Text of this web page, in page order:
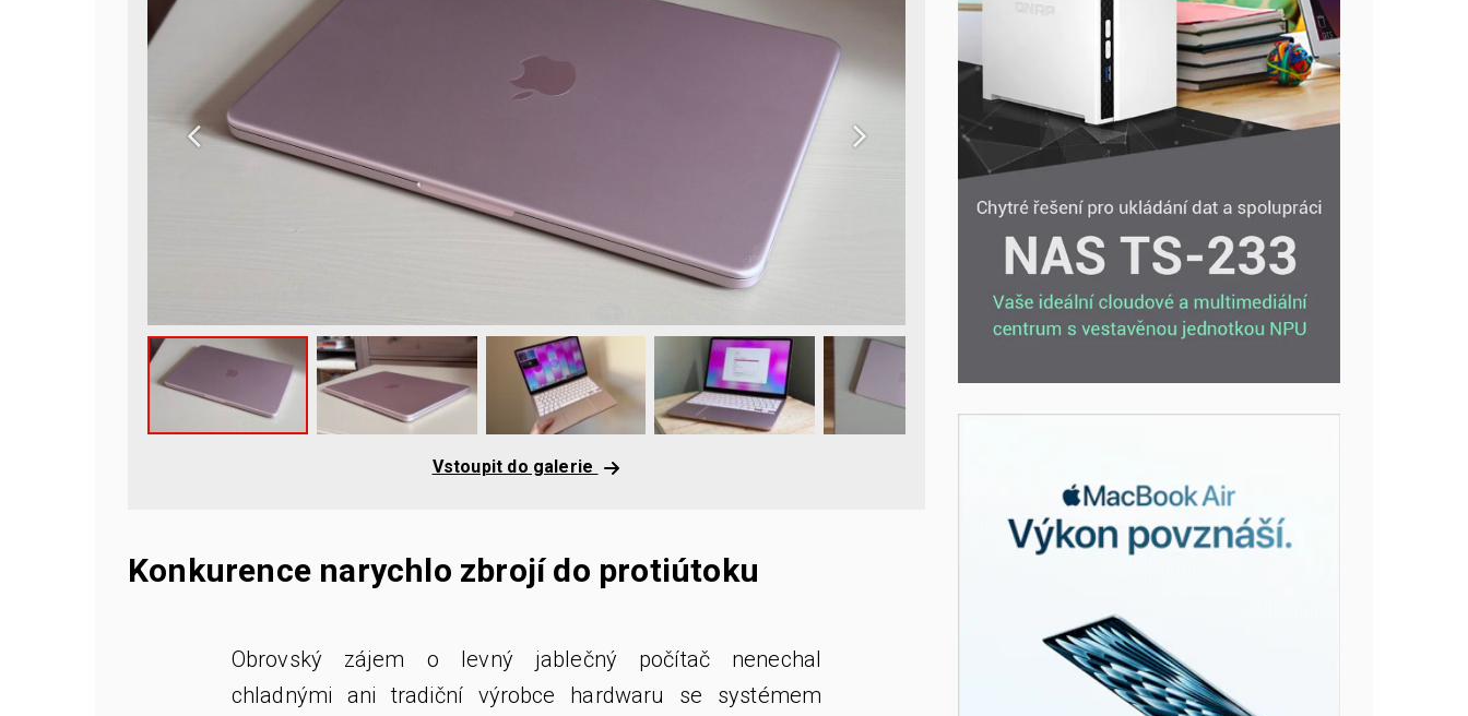
Vstoupit do galerie
Konkurence narychlo zbrojí do protiútoku
Obrovský zájem o levný jablečný počítač nenechal
chladnými ani tradiční výrobce hardwaru se systémem